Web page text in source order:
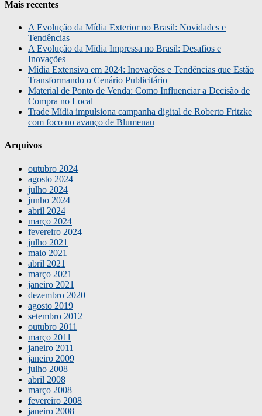
Post
Mais recentes
A Evolução da Mídia Exterior no Brasil: Novidades e
Tendências
A Evolução da Mídia Impressa no Brasil: Desafios e
Inovações
Mídia Extensiva em 2024: Inovações e Tendências que Estão
Transformando o Cenário Publicitário
Material de Ponto de Venda: Como Influenciar a Decisão de
Compra no Local
Trade Mídia impulsiona campanha digital de Roberto Fritzke
com foco no avanço de Blumenau
Arquivos
outubro 2024
agosto 2024
julho 2024
junho 2024
abril 2024
março 2024
fevereiro 2024
julho 2021
maio 2021
abril 2021
março 2021
janeiro 2021
dezembro 2020
agosto 2019
setembro 2012
outubro 2011
março 2011
janeiro 2011
janeiro 2009
julho 2008
abril 2008
março 2008
fevereiro 2008
janeiro 2008